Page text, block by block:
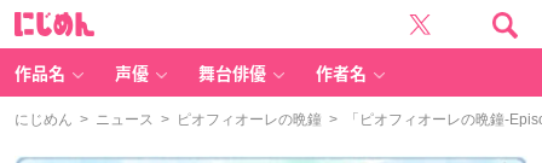
作品名 声優 舞台俳優 作者名
にじめん > ニュース > ピオフィオーレの晩鐘 > 「ピオフィオーレの晩鐘-